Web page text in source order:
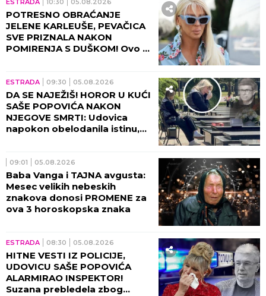
ESTRADA 10:30 05.08.2026
POTRESNO OBRAĆANJE
JELENE KARLEUŠE, PEVAČICA
SVE PRIZNALA NAKON
POMIRENJA S DUŠKOM! Ovo ni
ESTRADA 09:30 05.08.2026
DA SE NAJEŽIŠ! HOROR U KUĆI
SAŠE POPOVIĆA NAKON
NJEGOVE SMRTI: Udovica
napokon obelodanila istinu,
09:01 05.08.2026
Baba Vanga i TAJNA avgusta:
Mesec velikih nebeskih
znakova donosi PROMENE za
ova 3 horoskopska znaka
ESTRADA 08:30 05.08.2026
HITNE VESTI IZ POLICIJE,
UDOVICU SAŠE POPOVIĆA
ALARMIRAO INSPEKTOR!
Suzana prebledela zbog